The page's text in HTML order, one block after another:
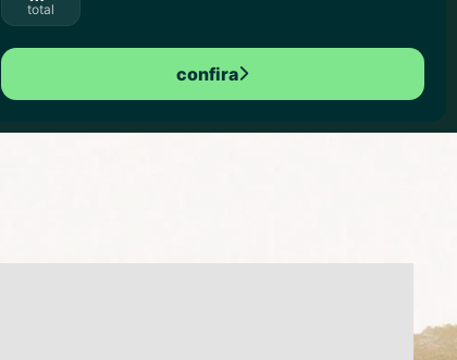
total
confira